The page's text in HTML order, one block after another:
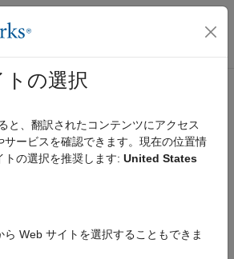
ス ナビゲーション メ
ーム
の情報は役に立ちましたか？
の選択
と、翻訳されたコンテンツにアクセス
サービスを確認できます。現在の位置情
の選択を推奨します: United States
ら Web サイトを選択することもできま